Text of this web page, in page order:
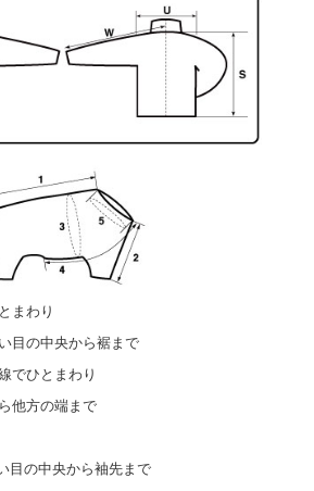
まわり
目の中央から裾まで
でひとまわり
他方の端まで
目の中央から袖先まで